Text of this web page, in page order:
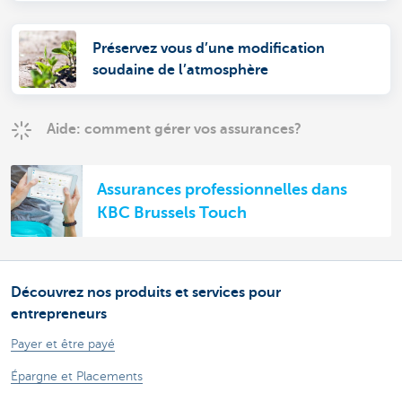
Préservez vous d’une modification
soudaine de l’atmosphère
Aide: comment gérer vos assurances?
Assurances professionnelles dans
KBC Brussels Touch
Découvrez nos produits et services pour
entrepreneurs
Payer et être payé
Épargne et Placements